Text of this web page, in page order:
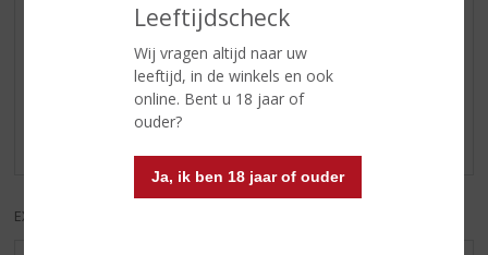
Leeftijdscheck
Wij vragen altijd naar uw
leeftijd, in de winkels en ook
online. Bent u 18 jaar of
ouder?
Ja, ik ben 18 jaar of ouder
Reviews
Schrijf een review
EXCL. BTW